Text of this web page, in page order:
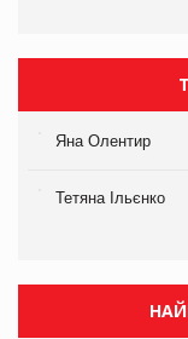
Яна Олентир
Тетяна Ільєнко